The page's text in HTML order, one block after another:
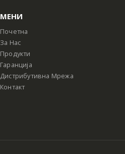
МЕНИ
Почетна
За Нас
Продукти
Гаранција
Дистрибутивна Мрежа
Контакт